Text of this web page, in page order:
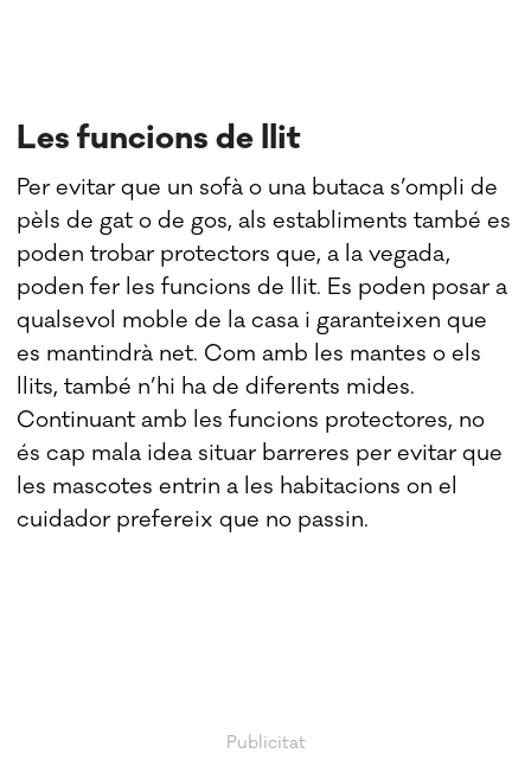
Les funcions de llit
Per evitar que un sofà o una butaca s’ompli de
pèls de gat o de gos, als establiments també es
poden trobar protectors que, a la vegada,
poden fer les funcions de llit. Es poden posar a
qualsevol moble de la casa i garanteixen que
es mantindrà net. Com amb les mantes o els
llits, també n’hi ha de diferents mides.
Continuant amb les funcions protectores, no
és cap mala idea situar barreres per evitar que
les mascotes entrin a les habitacions on el
cuidador prefereix que no passin.